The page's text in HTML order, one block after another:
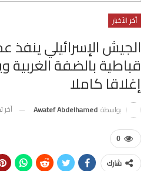
أخر الأخبار
الجيش الإسرائيلي ينفذ
قباطية بالضفة الغربية
إغلاقا كاملا
بواسطة Awatef Abdelhamed آخر
0
شارك